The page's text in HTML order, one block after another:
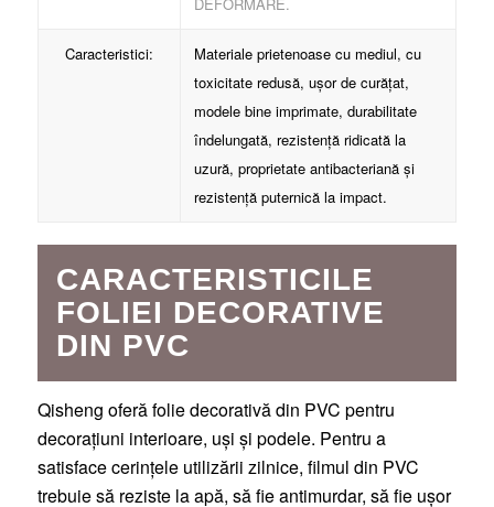
Caracteristici:
Materiale prietenoase cu mediul, cu
toxicitate redusă, ușor de curățat,
modele bine imprimate, durabilitate
îndelungată, rezistență ridicată la
uzură, proprietate antibacteriană și
rezistență puternică la impact.
CARACTERISTICILE
FOLIEI DECORATIVE
DIN PVC
Qisheng oferă folie decorativă din PVC pentru
decorațiuni interioare, uși și podele. Pentru a
satisface cerințele utilizării zilnice, filmul din PVC
trebuie să reziste la apă, să fie antimurdar, să fie ușor